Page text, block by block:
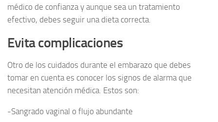
médico de confianza y aunque sea un tratamiento
efectivo, debes seguir una dieta correcta.
Evita complicaciones
Otro de los cuidados durante el embarazo que debes
tomar en cuenta es conocer los signos de alarma que
necesitan atención médica. Estos son:
-Sangrado vaginal o flujo abundante